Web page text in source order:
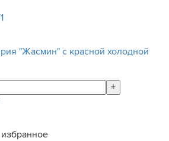
"Жасмин" с красной холодной
+